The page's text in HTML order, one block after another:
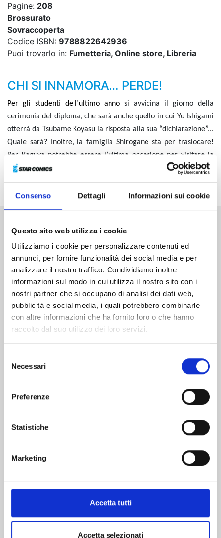
Consenso Dettagli Informazioni sui cookie
Questo sito web utilizza i cookie
Utilizziamo i cookie per personalizzare contenuti ed
annunci, per fornire funzionalità dei social media e per
analizzare il nostro traffico. Condividiamo inoltre
informazioni sul modo in cui utilizza il nostro sito con i
nostri partner che si occupano di analisi dei dati web,
pubblicità e social media, i quali potrebbero combinarle
con altre informazioni che ha fornito loro o che hanno
raccolto dal suo utilizzo dei loro servizi.
delNecessari
Preferenze
Statistiche
Marketing
Accetta tutti
Accetta selezionati
Pagine: 208
Brossurato
Sovraccoperta
Codice ISBN: 9788822642936
Puoi trovarlo in: Fumetteria, Online store, Libreria
CHI SI INNAMORA… PERDE!
Per gli studenti dell’ultimo anno si avvicina il giorno della
cerimonia del diploma, che sarà anche quello in cui Yu Ishigami
otterrà da Tsubame Koyasu la risposta alla sua “dichiarazione”...
Quale sarà? Inoltre, la famiglia Shirogane sta per traslocare!
Per Kaguya potrebbe essere l’ultima occasione per visitare la
casa dove vivono attualmente…
Che qualcosa di nuovo stia per
accadere anche ai due geni?
Altri volumi della serie
Mostra tutto